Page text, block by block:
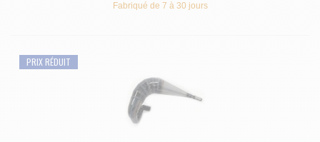
Fabriqué de 7 à 30 jours
PRIX RÉDUIT